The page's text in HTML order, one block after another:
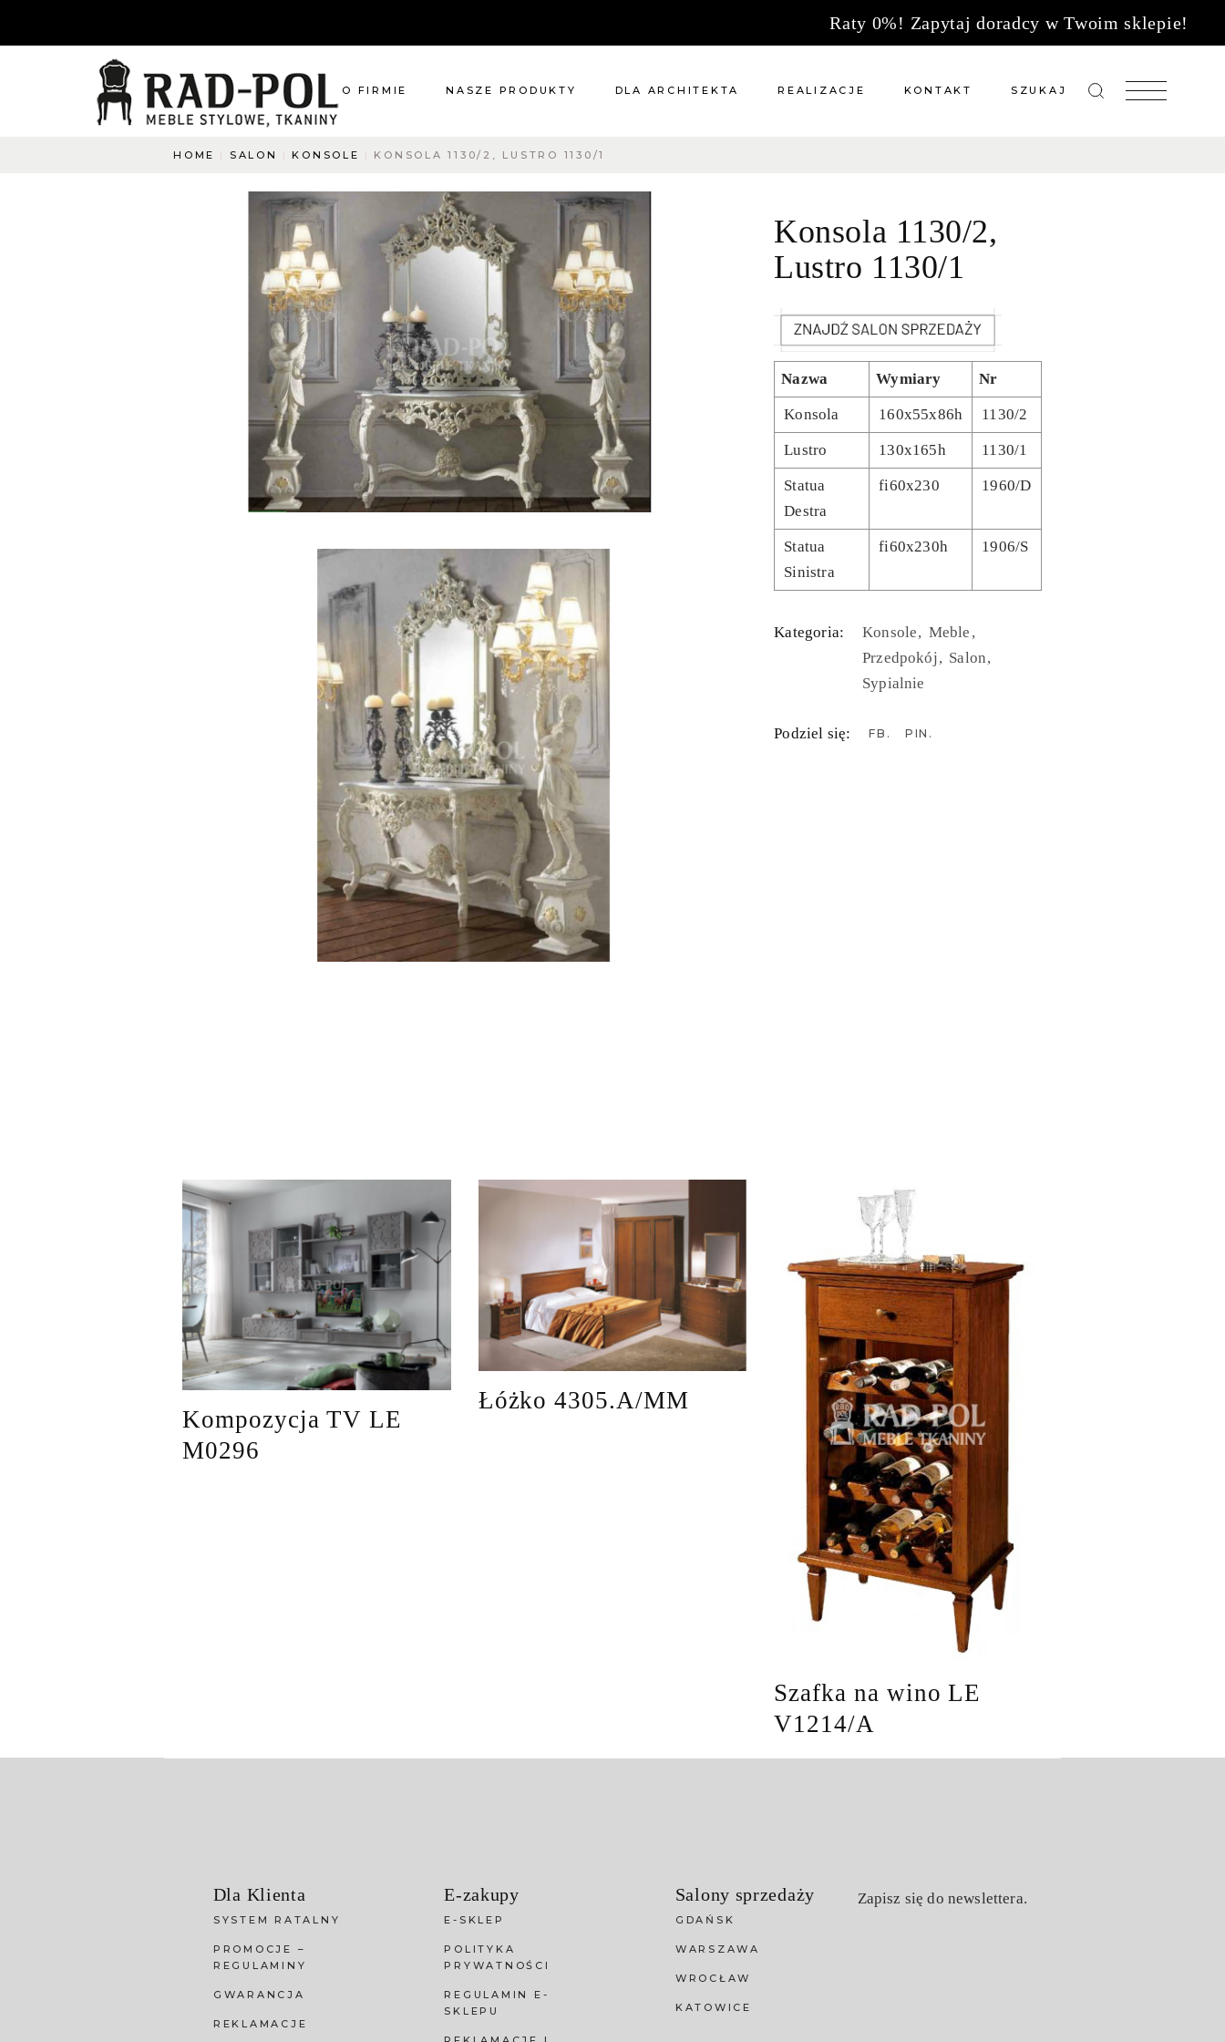
Raty 0%! Zapytaj doradcy w Twoim sklepie!
O FIRMIE
Aktualności
O co pytacie?
Napisz do nas
NASZE PRODUKTY
Pomieszczenia
Oświetlenie
Renowacje
Kuchnie
Tkaniny
Katalog
DLA ARCHITEKTA REALIZACJE KONTAKT
Kuchnie
SZUKAJ
HOME SALON KONSOLE KONSOLA 1130/2, LUSTRO 1130/1
Konsola 1130/2,
Lustro 1130/1
Nazwa Wymiary Nr
Konsola 160x55x86h 1130/2
Lustro 130x165h 1130/1
Statua
Destra
fi60x230 1960/D
Statua
Sinistra
fi60x230h 1906/S
Kategoria: Konsole Meble
Przedpokój Salon
Sypialnie
Podziel się: FB PIN
Kompozycja TV LE
M0296
Łóżko 4305.A/MM
Szafka na wino LE
V1214/A
Dla Klienta
SYSTEM RATALNY
PROMOCJE –
REGULAMINY
GWARANCJA
REKLAMACJE
E-zakupy
E-SKLEP
POLITYKA
PRYWATNOŚCI
REGULAMIN E-
SKLEPU
Salony sprzedaży
GDAŃSK
WARSZAWA
WROCŁAW
KATOWICE
Zapisz się do newslettera.